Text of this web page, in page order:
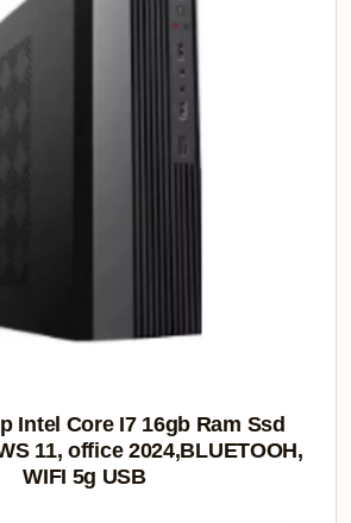
Intel Core I7 16gb Ram Ssd
11, office 2024,BLUETOOH,
WIFI 5g USB